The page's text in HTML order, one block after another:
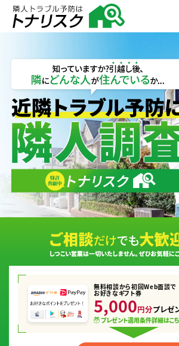
不動産購入前の近隣調査・隣人調査｜近隣トラブル予防のトナリ
無料相談から初回Web面談で
お好きなギフト券
5,000円分プレゼ
プレゼント適用条件詳細はこ